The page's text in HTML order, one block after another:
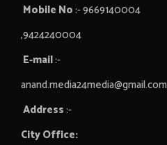
Mobile No:- 9669140004
,9424240004
E-mail:-
anand.media24media@gmail.com
Address:-
City Office: